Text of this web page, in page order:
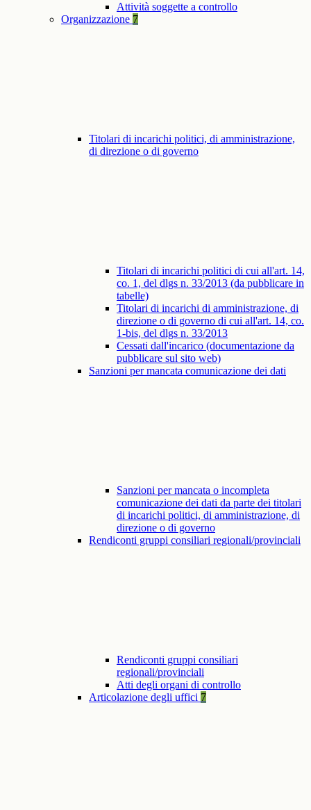
Attività soggette a controllo
Organizzazione 7
Titolari di incarichi politici, di amministrazione,
di direzione o di governo
Titolari di incarichi politici di cui all'art. 14,
co. 1, del dlgs n. 33/2013 (da pubblicare in
tabelle)
Titolari di incarichi di amministrazione, di
direzione o di governo di cui all'art. 14, co.
1-bis, del dlgs n. 33/2013
Cessati dall'incarico (documentazione da
pubblicare sul sito web)
Sanzioni per mancata comunicazione dei dati
Sanzioni per mancata o incompleta
comunicazione dei dati da parte dei titolari
di incarichi politici, di amministrazione, di
direzione o di governo
Rendiconti gruppi consiliari regionali/provinciali
Rendiconti gruppi consiliari
regionali/provinciali
Atti degli organi di controllo
Articolazione degli uffici 7